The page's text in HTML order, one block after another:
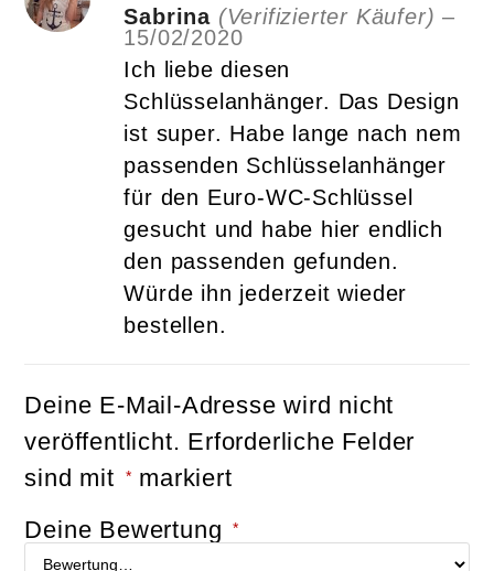
Bewertet
Sabrina (Verifizierter Käufer) –
15/02/2020
Ich liebe diesen
Schlüsselanhänger. Das Design
ist super. Habe lange nach nem
passenden Schlüsselanhänger
für den Euro-WC-Schlüssel
gesucht und habe hier endlich
den passenden gefunden.
Würde ihn jederzeit wieder
bestellen.
Deine E-Mail-Adresse wird nicht
veröffentlicht. Erforderliche Felder
sind mit
* markiert
Deine Bewertung
*